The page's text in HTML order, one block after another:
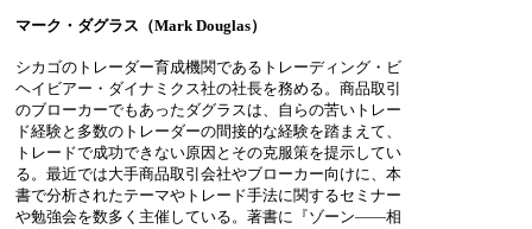
マーク・ダグラス（Mark Douglas）
シカゴのトレーダー育成機関であるトレーディング・ビ
ヘイビアー・ダイナミクス社の社長を務める。商品取引
のブローカーでもあったダグラスは、自らの苦いトレー
ド経験と多数のトレーダーの間接的な経験を踏まえて、
トレードで成功できない原因とその克服策を提示してい
る。最近では大手商品取引会社やブローカー向けに、本
書で分析されたテーマやトレード手法に関するセミナー
や勉強会を数多く主催している。著書に『ゾーン――相